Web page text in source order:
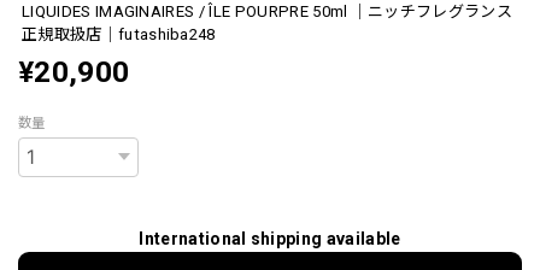
LIQUIDES IMAGINAIRES / ÎLE POURPRE 50ml ｜ニッチフレグランス
正規取扱店｜futashiba248
¥20,900
数量
International shipping available